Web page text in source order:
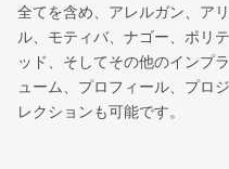
全てを含め、アレルガン、ア
ル、モティバ、ナゴー、ポリ
ッド、そしてその他のインプ
ューム、プロフィール、プロ
レクションも可能です。